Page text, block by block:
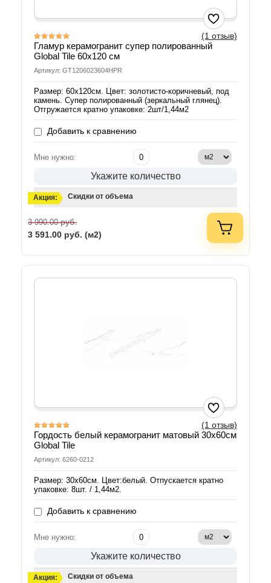
(1 отзыв)
Гламур керамогранит супер полированный
Global Tile 60х120 см
Артикул: GT1206023604HPR
Размер: 60х120см. Цвет: золотисто-коричневый, под
камень. Супер полированный (зеркальный глянец).
Отгружается кратно упаковке: 2шт/1,44м2
Добавить к сравнению
Мне нужно:
Укажите количество
Акция: Скидки от объема
3 990.00руб.
3 591.00 руб. (м2)
(1 отзыв)
Гордость белый керамогранит матовый 30x60см
Global Tile
Артикул: 6260-0212
Размер: 30х60см. Цвет:белый. Отпускается кратно
упаковке: 8шт. / 1,44м2.
Добавить к сравнению
Мне нужно:
Укажите количество
Акция: Скидки от объема